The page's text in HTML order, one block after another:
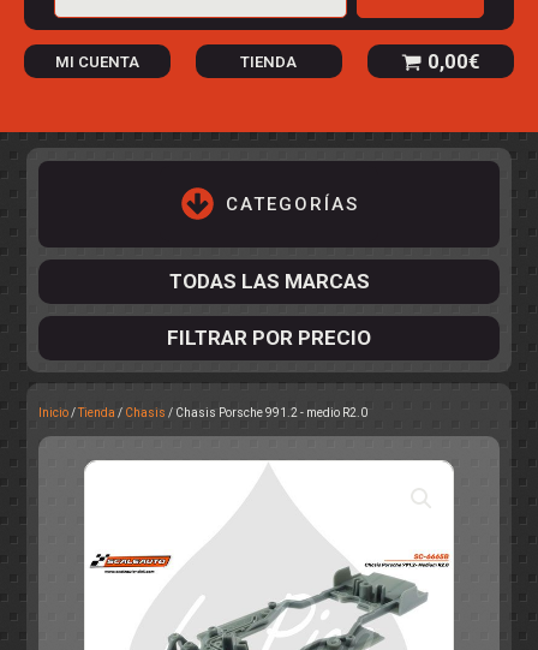
MI CUENTA TIENDA 0,00€
CATEGORÍAS
OTROS
TODAS LAS MARCAS
FILTRAR POR PRECIO
Inicio/Tienda / Chasis / Chasis Porsche 991.2 - medio R2.0